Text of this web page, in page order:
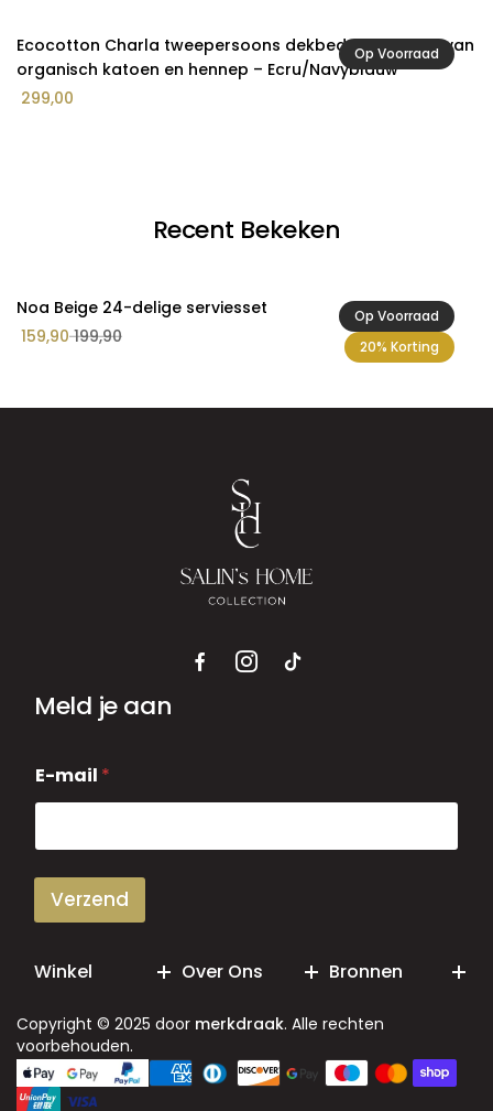
Op Voorraad
Ecocotton Charla tweepersoons dekbedovertrekset van
organisch katoen en hennep – Ecru/Navyblauw
299,00
Recent Bekeken
Op Voorraad
20% Korting
Noa Beige 24-delige serviesset
159,90199,90
Meld je aan
-
m
i
E-mail *
Verzend
Winkel Over Ons Bronnen
Copyright © 2025 door merkdraak. Alle rechten
voorbehouden.